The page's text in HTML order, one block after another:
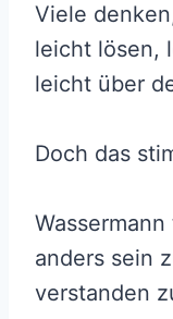
Viele
leicht lösen,
leicht über
Doch das
anders sein
verstanden